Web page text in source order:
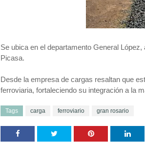
Se ubica en el departamento General
Picasa.
Desde la empresa de cargas resaltan que
ferroviaria, fortaleciendo su integración a la
Tags carga ferroviario gran rosario